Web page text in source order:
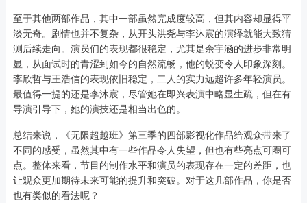
至于其他两部作品，其中一部虽然完成度较高，但其内容却显得平
淡无奇。剧情也并不复杂，从开头洪尧与李沐宸的演绎就能大致猜
测后续走向。演员们的表现都很稳定，尤其是余宇涵的进步非常明
显，从面试时的青涩到如今的自然流畅，他的蜕变令人印象深刻。
李欣哲与王浩信的表现依旧稳定，二人的实力远超许多年轻演员。
最值得一提的还是李沐宸，尽管她在即兴表演中略显生疏，但在有
导演引导下，她的演技还是相当出色的。
总结来说，《无限超越班》第三季的四部影视化作品给观众带来了
不同的感受，虽然其中有一些作品令人失望，但也有些亮点可圈可
点。整体来看，节目的制作水平和演员的表现存在一定的差距，也
让观众更加期待未来可能的提升和突破。对于这几部作品，你是否
也有类似的看法呢？